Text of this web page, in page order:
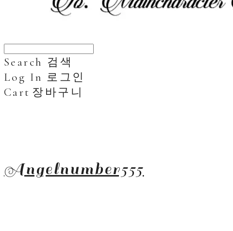
Search 검색
Log In 로그인
Cart 장바구니
Angelnumber555